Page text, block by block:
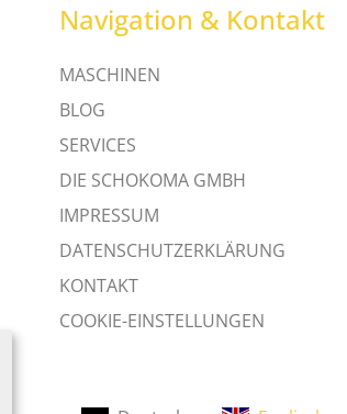
Navigation & Kontakt
MASCHINEN
BLOG
SERVICES
DIE SCHOKOMA GMBH
IMPRESSUM
DATENSCHUTZERKLÄRUNG
KONTAKT
COOKIE-EINSTELLUNGEN